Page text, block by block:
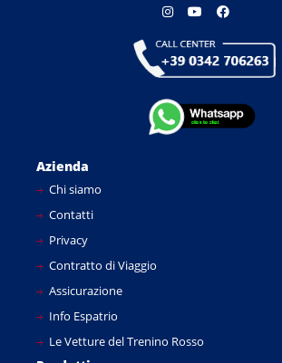
Azienda
Chi siamo
Contatti
Privacy
Contratto di Viaggio
Assicurazione
Info Espatrio
Le Vetture del Trenino Rosso